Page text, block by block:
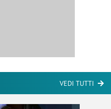
VEDI TUTTI